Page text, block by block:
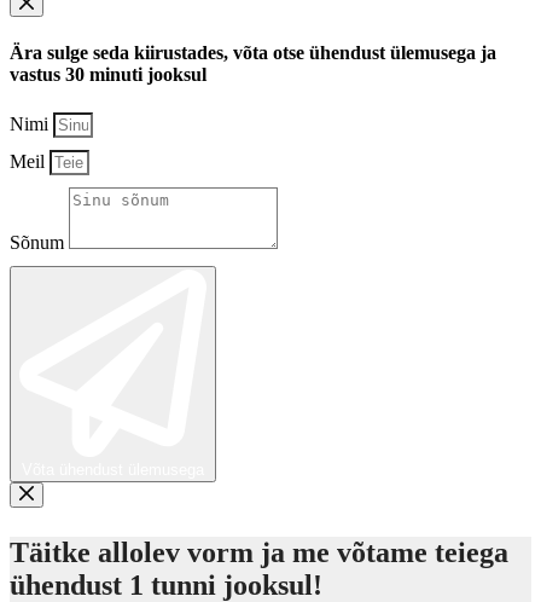
Ära sulge seda kiirustades, võta otse ühendust ülemusega ja
vastus 30 minuti jooksul
Nimi
Meil
Sõnum
Täitke allolev vorm ja me võtame teiega
ühendust 1 tunni jooksul!